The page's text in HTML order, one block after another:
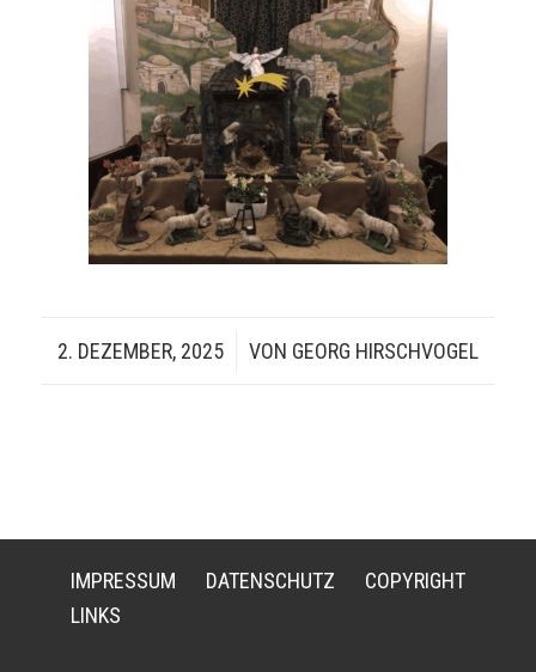
2. DEZEMBER, 2025
/ VON GEORG HIRSCHVOGEL
IMPRESSUM DATENSCHUTZ
COPYRIGHT
LINKS